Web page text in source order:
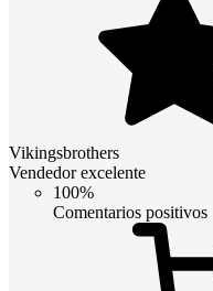
Vikingsbrothers
Vendedor excelente
100%
Comentarios positivos